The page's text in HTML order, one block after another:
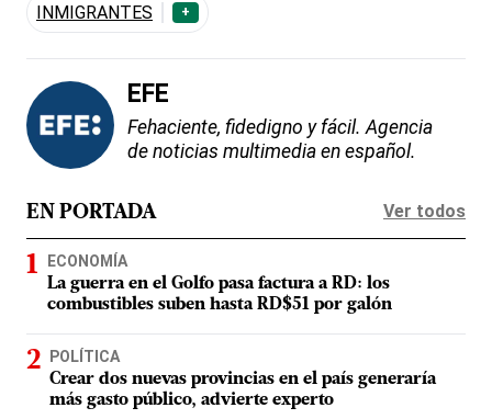
INMIGRANTES +
EFE
Fehaciente, fidedigno y fácil. Agencia
de noticias multimedia en español.
EN PORTADA Ver todos
ECONOMÍA
La guerra en el Golfo pasa factura a RD: los
combustibles suben hasta RD$51 por galón
POLÍTICA
Crear dos nuevas provincias en el país generaría
más gasto público, advierte experto